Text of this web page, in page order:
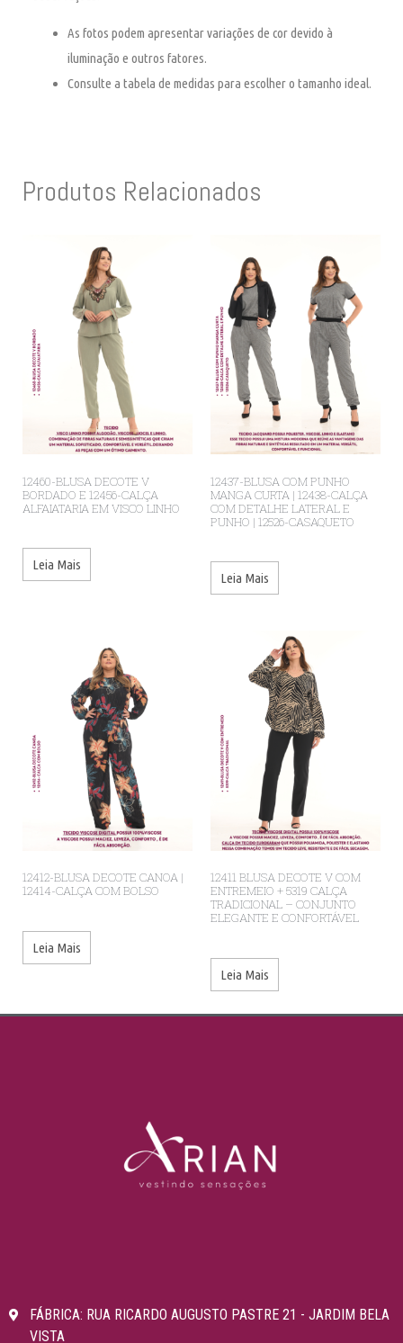
As fotos podem apresentar variações de cor devido à
iluminação e outros fatores.
Consulte a tabela de medidas para escolher o tamanho ideal.
Produtos Relacionados
12460-BLUSA DECOTE V
BORDADO E 12456-CALÇA
ALFAIATARIA EM VISCO LINHO
Leia Mais
12437-BLUSA COM PUNHO
MANGA CURTA | 12438-CALÇA
COM DETALHE LATERAL E
PUNHO | 12526-CASAQUETO
Leia Mais
12412-BLUSA DECOTE CANOA |
12414-CALÇA COM BOLSO
Leia Mais
12411 BLUSA DECOTE V COM
ENTREMEIO + 5319 CALÇA
TRADICIONAL – CONJUNTO
ELEGANTE E CONFORTÁVEL
Leia Mais
FÁBRICA: RUA RICARDO AUGUSTO PASTRE 21 - JARDIM BELA
VISTA